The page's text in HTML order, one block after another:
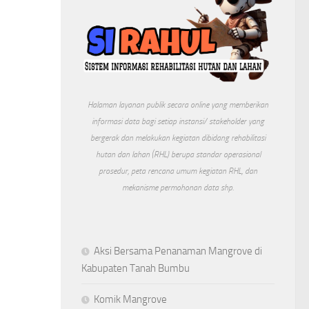
Halaman layanan publik secara online yang memberikan
informasi data bagi setiap instansi/ stakeholder yang
bergerak dan melakukan kegiatan dibidang rehabilitasi
hutan dan lahan (RHL) berupa standar operasional
prosedur, peta rencana umum kegiatan RHL, dan
mekanisme permohonan data shp.
Aksi Bersama Penanaman Mangrove di
Kabupaten Tanah Bumbu
Komik Mangrove